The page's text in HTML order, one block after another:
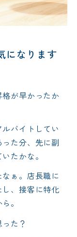
になります
が早かったか
バイトしてい
た分、先に副
たかな。
ぁ。店長職に
、接客に特化
。
た？